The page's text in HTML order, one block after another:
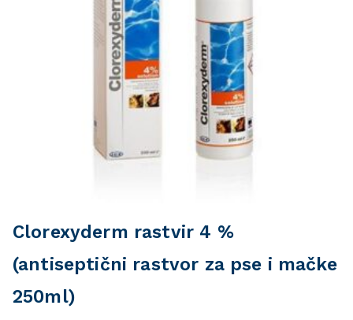
Clorexyderm rastvir 4 %
(antiseptični rastvor za pse i mačke
250ml)